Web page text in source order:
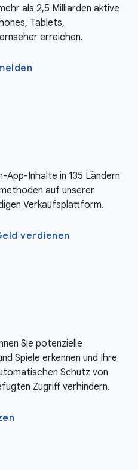
als 2,5 Milliarden aktive
Tablets,
erreichen.
App-Inhalte in 135 Ländern
auf unserer
Verkaufsplattform.
verdienen
Sie potenzielle
Spiele erkennen und Ihre
Schutz von
Zugriff verhindern.